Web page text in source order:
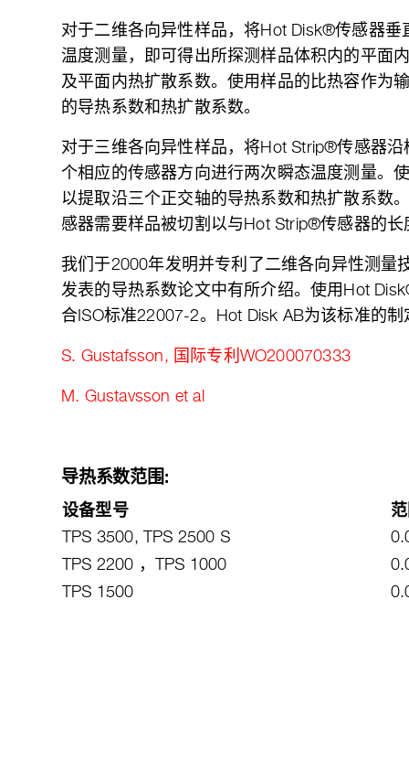
对于二维各向异性样品，将Hot Disk®传感器
温度测量，即可得出所探测样品体积内的平面
及平面内热扩散系数。使用样品的比热容作为
的导热系数和热扩散系数。
对于三维各向异性样品，将Hot Strip®传感器
个相应的传感器方向进行两次瞬态温度测量。
以提取沿三个正交轴的导热系数和热扩散系数
感器需要样品被切割以与Hot Strip®传感器的长
我们于2000年发明并专利了二维各向异性测量
发表的导热系数论文中有所介绍。使用Hot
合ISO标准22007-2。Hot Disk AB为该标准的
S. Gustafsson, 国际专利WO200070333
M. Gustavsson et al
导热系数范围:
设备型号
TPS 3500, TPS 2500 S
TPS 2200 ，TPS 1000
TPS 1500